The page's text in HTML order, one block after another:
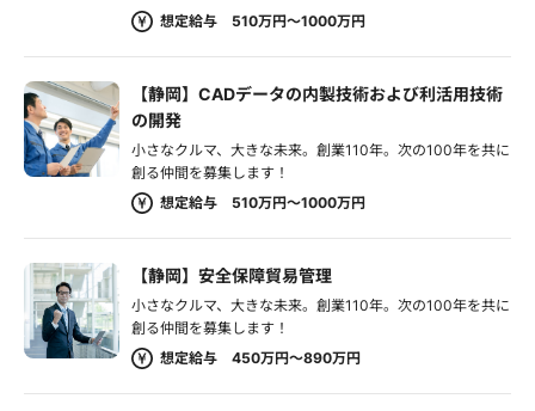
想定給与 510万円～1000万円
【静岡】CADデータの内製技術および利活用技術
の開発
小さなクルマ、大きな未来。創業110年。次の100年を共に
創る仲間を募集します！
想定給与 510万円～1000万円
【静岡】安全保障貿易管理
小さなクルマ、大きな未来。創業110年。次の100年を共に
創る仲間を募集します！
想定給与 450万円～890万円